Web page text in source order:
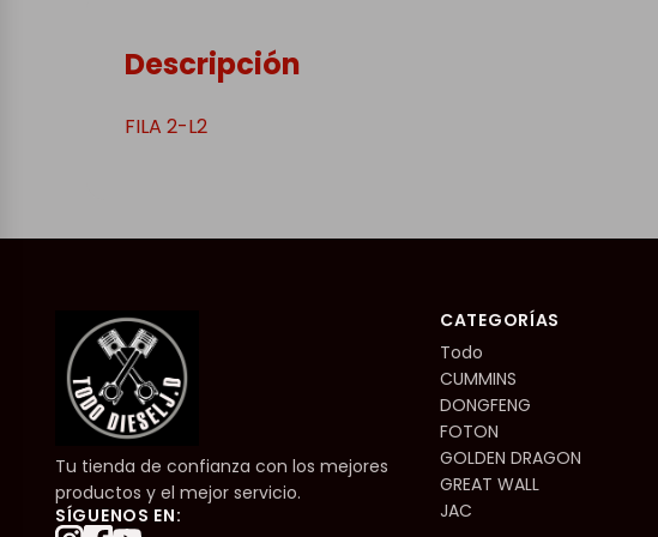
Descripción
FILA 2-L2
Tu tienda de confianza con los mejores
productos y el mejor servicio.
SÍGUENOS EN:
CATEGORÍAS
Todo
CUMMINS
DONGFENG
FOTON
GOLDEN DRAGON
GREAT WALL
JAC